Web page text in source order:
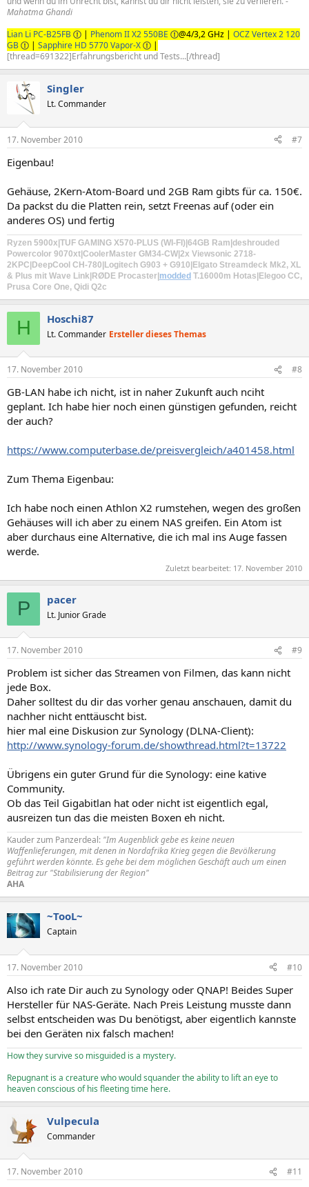
Mahatma Ghandi
Lian Li PC-B25FB
| Phenom II X2 550BE @4/3,2 GHz | OCZ Vertex 2 120
GB
| Sapphire HD 5770 Vapor-X
|
[thread=691322]Erfahrungsbericht und Tests...[/thread]
Singler
Lt. Commander
17. November 2010 #7
Eigenbau!
Gehäuse, 2Kern-Atom-Board und 2GB Ram gibts für ca. 150€.
Da packst du die Platten rein, setzt Freenas auf (oder ein
anderes OS) und fertig
Ryzen 5900x|TUF GAMING X570-PLUS (WI-FI)|64GB Ram|deshrouded
Powercolor 9070xt|CoolerMaster GM34-CW|2x Viewsonic 2718-
2KPC|DeepCool CH-780|Logitech G903 + G910|Elgato Streamdeck Mk2, XL
& Plus mit Wave Link|RØDE Procaster|modded T.16000m Hotas|Elegoo CC,
Prusa Core One, Qidi Q2c
H Hoschi87
Lt. Commander Ersteller dieses Themas
17. November 2010 #8
GB-LAN habe ich nicht, ist in naher Zukunft auch nciht
geplant. Ich habe hier noch einen günstigen gefunden, reicht
der auch?
https://www.computerbase.de/preisvergleich/a401458.html
Zum Thema Eigenbau:
Ich habe noch einen Athlon X2 rumstehen, wegen des großen
Gehäuses will ich aber zu einem NAS greifen. Ein Atom ist
aber durchaus eine Alternative, die ich mal ins Auge fassen
werde.
Zuletzt bearbeitet: 17. November 2010
P pacer
Lt. Junior Grade
17. November 2010 #9
Problem ist sicher das Streamen von Filmen, das kann nicht
jede Box.
Daher solltest du dir das vorher genau anschauen, damit du
nachher nicht enttäuscht bist.
hier mal eine Diskusion zur Synology (DLNA-Client):
http://www.synology-forum.de/showthread.html?t=13722
Übrigens ein guter Grund für die Synology: eine kative
Community.
Ob das Teil Gigabitlan hat oder nicht ist eigentlich egal,
ausreizen tun das die meisten Boxen eh nicht.
Kauder zum Panzerdeal: "Im Augenblick gebe es keine neuen
Waffenlieferungen, mit denen in Nordafrika Krieg gegen die Bevölkerung
geführt werden könnte. Es gehe bei dem möglichen Geschäft auch um einen
Beitrag zur "Stabilisierung der Region"
AHA
~TooL~
Captain
17. November 2010 #10
Also ich rate Dir auch zu Synology oder QNAP! Beides Super
Hersteller für NAS-Geräte. Nach Preis Leistung musste dann
selbst entscheiden was Du benötigst, aber eigentlich kannste
bei den Geräten nix falsch machen!
How they survive so misguided is a mystery.
Repugnant is a creature who would squander the ability to lift an eye to
heaven conscious of his fleeting time here.
Vulpecula
Commander
17. November 2010 #11